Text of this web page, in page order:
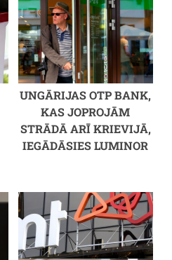
UNGĀRIJAS OTP BANK,
KAS JOPROJĀM
STRĀDĀ ARĪ KRIEVIJĀ,
IEGĀDĀSIES LUMINOR